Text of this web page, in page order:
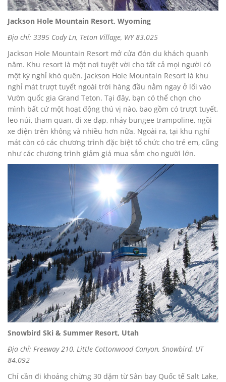
Jackson Hole Mountain Resort, Wyoming
Địa chỉ: 3395 Cody Ln, Teton Village, WY 83.025
Jackson Hole Mountain Resort mở cửa đón du khách quanh
năm. Khu resort là một nơi tuyệt vời cho tất cả mọi người có
một kỳ nghỉ khó quên. Jackson Hole Mountain Resort là khu
nghỉ mát trượt tuyết ngoài trời hàng đầu nằm ngay ở lối vào
Vườn quốc gia Grand Teton. Tại đây, bạn có thể chọn cho
mình bất cứ một hoạt động thú vị nào, bao gồm có trượt tuyết,
leo núi, tham quan, đi xe đạp, nhảy bungee trampoline, ngồi
xe điện trên không và nhiều hơn nữa. Ngoài ra, tại khu nghỉ
mát còn có các chương trình đặc biệt tổ chức cho trẻ em, cũng
như các chương trình giảm giá mua sắm cho người lớn.
Snowbird Ski & Summer Resort, Utah
Địa chỉ: Freeway 210, Little Cottonwood Canyon, Snowbird, UT
84.092
Chỉ cần đi khoảng chừng 30 dặm từ Sân bay Quốc tế Salt Lake,